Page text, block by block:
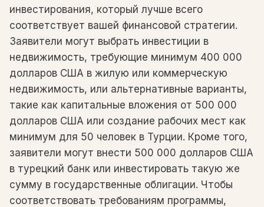
инвестирования, который лучше всего
соответствует вашей финансовой стратегии.
Заявители могут выбрать инвестиции в
недвижимость, требующие минимум 400 000
долларов США в жилую или коммерческую
недвижимость, или альтернативные варианты,
такие как капитальные вложения от 500 000
долларов США или создание рабочих мест как
минимум для 50 человек в Турции. Кроме того,
заявители могут внести 500 000 долларов США
в турецкий банк или инвестировать такую ​​же
сумму в государственные облигации. Чтобы
соответствовать требованиям программы,